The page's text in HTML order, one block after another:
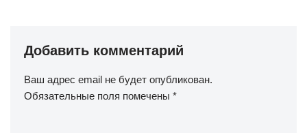
Добавить комментарий
Ваш адрес email не будет опубликован.
Обязательные поля помечены *